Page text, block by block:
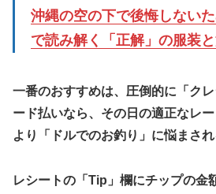
沖縄の空の下で後悔しない
で読み解く「正解」の服装
一番のおすすめは、圧倒的に「ク
ード払いなら、その日の適正なレ
より「ドルでのお釣り」に悩まされ
レシートの「Tip」欄にチップの金